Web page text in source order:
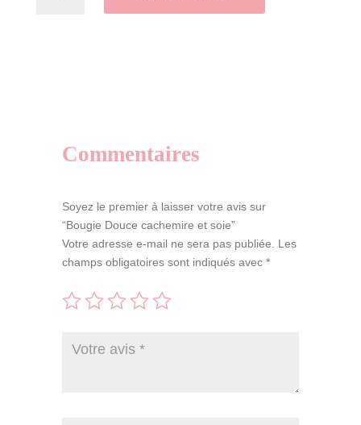
Commentaires
Soyez le premier à laisser votre avis sur
“Bougie Douce cachemire et soie”
Votre adresse e-mail ne sera pas publiée.
Les
champs obligatoires sont indiqués avec *